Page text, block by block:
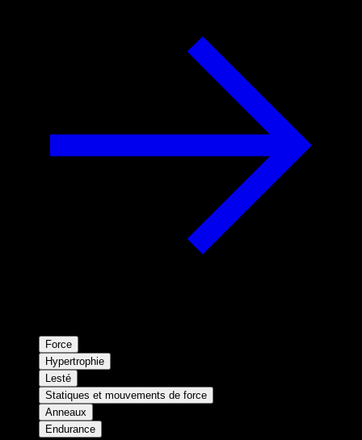
Force
Hypertrophie
Lesté
Statiques et mouvements de force
Anneaux
Endurance